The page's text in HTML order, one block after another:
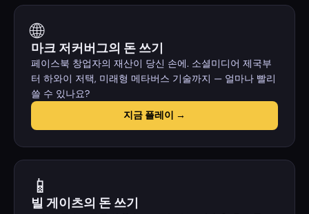
🌐
마크 저커버그의 돈 쓰기
페이스북 창업자의 재산이 당신 손에. 소셜미디어 제국부
터 하와이 저택, 미래형 메타버스 기술까지 — 얼마나 빨리
쓸 수 있나요?
지금 플레이 →
📱
빌 게이츠의 돈 쓰기